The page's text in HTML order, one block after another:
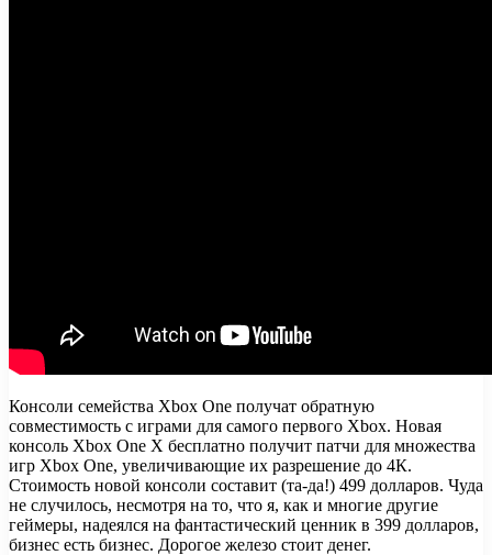
Консоли семейства Xbox One получат обратную
совместимость с играми для самого первого Xbox. Новая
консоль Xbox One X бесплатно получит патчи для множества
игр Xbox One, увеличивающие их разрешение до 4К.
Стоимость новой консоли составит (та-да!) 499 долларов. Чуда
не случилось, несмотря на то, что я, как и многие другие
геймеры, надеялся на фантастический ценник в 399 долларов,
бизнес есть бизнес. Дорогое железо стоит денег.